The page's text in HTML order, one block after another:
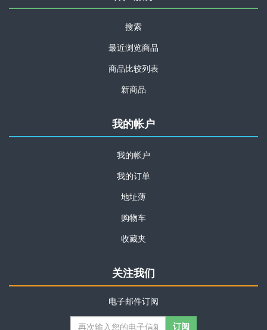
搜索
最近浏览商品
商品比较列表
新商品
我的帐户
我的帐户
我的订单
地址薄
购物车
收藏夹
关注我们
电子邮件订阅